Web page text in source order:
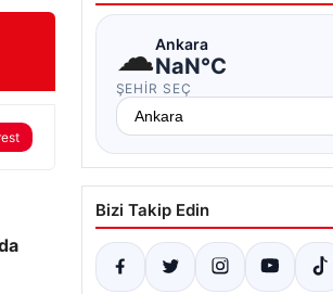
☁Ankara
NaN°C
ŞEHIR SEÇ
Bizi Takip Edin